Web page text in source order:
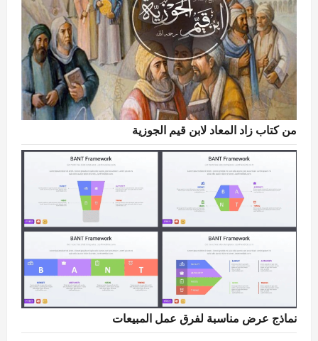
من كتاب زاد المعاد لابن قيم الجوزية
نماذج عرض مناسبة لفرق عمل المبيعات